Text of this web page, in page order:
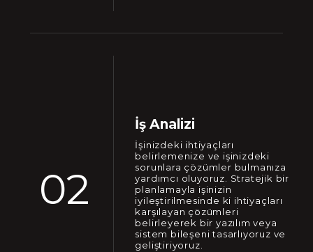
02
İş Analizi
İşinizdeki ihtiyaçları
belirlemenize ve işinizdeki
sorunlara çözümler bulmanıza
yardımcı oluyoruz. Stratejik bir
planlamayla işinizin
iyileştirilmesinde ki ihtiyaçları
karşılayan çözümleri
belirleyerek bir yazılım veya
sistem bileşeni tasarlıyoruz ve
geliştiriyoruz.